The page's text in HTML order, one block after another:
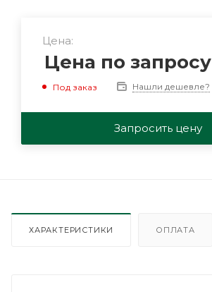
Цена:
Цена по запросу
Под заказ Нашли дешевле?
Запросить цену
ХАРАКТЕРИСТИКИ ОПЛАТА